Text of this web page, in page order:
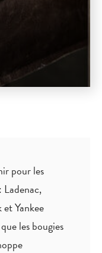
pour les
Ladenac,
Yankee
les bougies